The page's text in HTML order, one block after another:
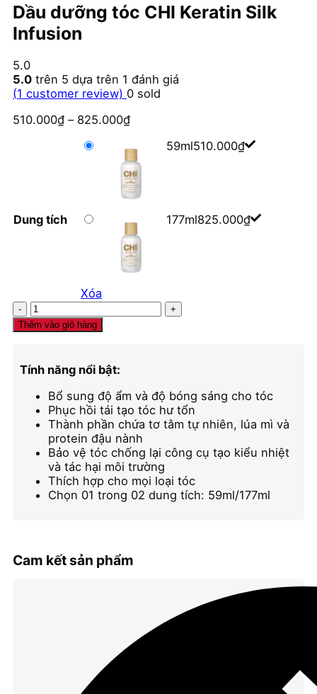
Dầu dưỡng tóc CHI Keratin Silk
Infusion
5.0
5.0 trên 5 dựa trên 1 đánh giá
(1 customer review) 0 sold
510.000₫ – 825.000₫
Dung tích
59ml510.000₫
177ml825.000₫
Xóa
Dầu
dưỡng
tóc
Keratin
Silk
Infusion
số
lượng
Thêm vào giỏ hàng
Tính năng nổi bật:
Bổ sung độ ẩm và độ bóng sáng cho tóc
Phục hồi tái tạo tóc hư tổn
Thành phần chứa tơ tằm tự nhiên, lúa mì và
protein đậu nành
Bảo vệ tóc chống lại công cụ tạo kiểu nhiệt
và tác hại môi trường
Thích hợp cho mọi loại tóc
Chọn 01 trong 02 dung tích: 59ml/177ml
Cam kết sản phẩm